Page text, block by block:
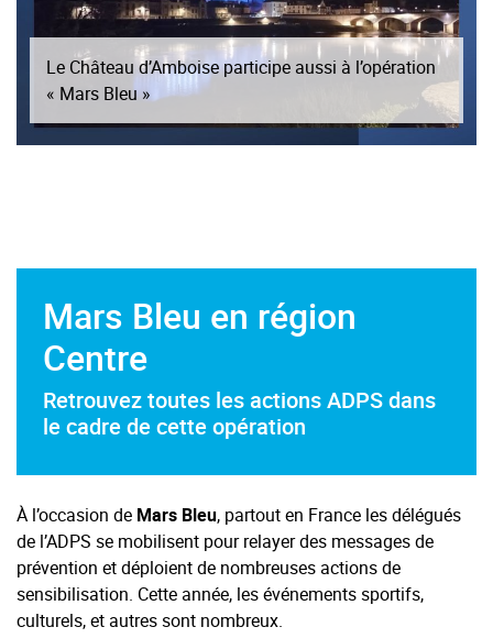
Mars Bleu en région
Centre
Retrouvez toutes les actions ADPS dans
le cadre de cette opération
À l’occasion de Mars Bleu, partout en France les délégués
de l’ADPS se mobilisent pour relayer des messages de
prévention et déploient de nombreuses actions de
sensibilisation. Cette année, les événements sportifs,
culturels, et autres sont nombreux.